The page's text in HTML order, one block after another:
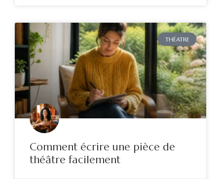
THÉATRE
Comment écrire une pièce de
théâtre facilement